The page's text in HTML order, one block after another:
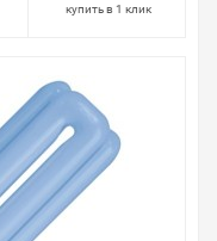
купить в 1 клик